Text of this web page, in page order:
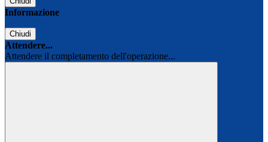
Informazione
Chiudi
Attendere...
Attendere il completamento dell'operazione...